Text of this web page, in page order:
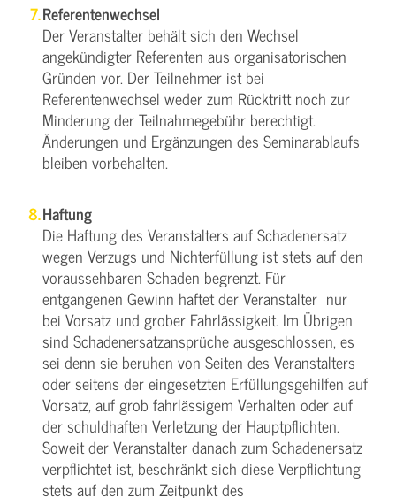
Referentenwechsel
Der Veranstalter behält sich den Wechsel
angekündigter Referenten aus organisatorischen
Gründen vor. Der Teilnehmer ist bei
Referentenwechsel weder zum Rücktritt noch zur
Minderung der Teilnahmegebühr berechtigt.
Änderungen und Ergänzungen des Seminarablaufs
bleiben vorbehalten.
Haftung
Die Haftung des Veranstalters auf Schadenersatz
wegen Verzugs und Nichterfüllung ist stets auf den
voraussehbaren Schaden begrenzt. Für
entgangenen Gewinn haftet der Veranstalter nur
bei Vorsatz und grober Fahrlässigkeit. Im Übrigen
sind Schadenersatzansprüche ausgeschlossen, es
sei denn sie beruhen von Seiten des Veranstalters
oder seitens der eingesetzten Erfüllungsgehilfen auf
Vorsatz, auf grob fahrlässigem Verhalten oder auf
der schuldhaften Verletzung der Hauptpflichten.
Soweit der Veranstalter danach zum Schadenersatz
verpflichtet ist, beschränkt sich diese Verpflichtung
stets auf den zum Zeitpunkt des